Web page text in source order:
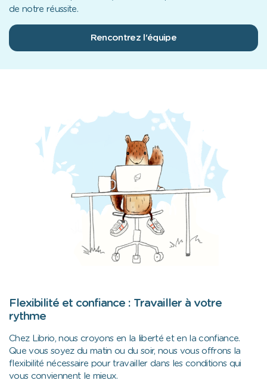
de notre réussite.
Rencontrez l'équipe
Flexibilité et confiance : Travailler à votre
rythme
Chez Librio, nous croyons en la liberté et en la confiance.
Que vous soyez du matin ou du soir, nous vous offrons la
flexibilité nécessaire pour travailler dans les conditions qui
vous conviennent le mieux.